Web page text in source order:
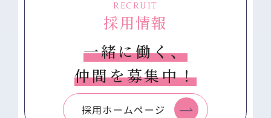
RECRUIT
採用情報
一緒に働く、
仲間を募集中！
採用ホームページ